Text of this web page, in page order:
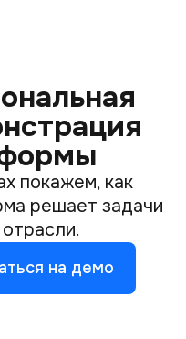
покажем, как
решает задачи
на демо